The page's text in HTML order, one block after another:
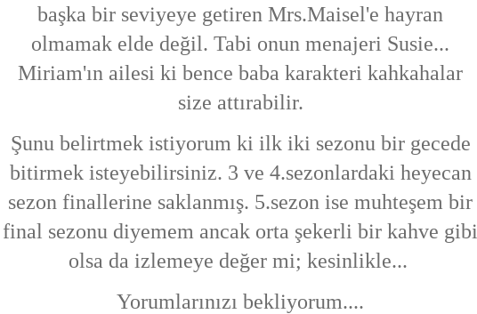
başka bir seviyeye getiren Mrs.Maisel'e hayran
olmamak elde değil. Tabi onun menajeri Susie...
Miriam'ın ailesi ki bence baba karakteri kahkahalar
size attırabilir.
Şunu belirtmek istiyorum ki ilk iki sezonu bir gecede
bitirmek isteyebilirsiniz. 3 ve 4.sezonlardaki heyecan
sezon finallerine saklanmış. 5.sezon ise muhteşem bir
final sezonu diyemem ancak orta şekerli bir kahve gibi
olsa da izlemeye değer mi; kesinlikle...
Yorumlarınızı bekliyorum....